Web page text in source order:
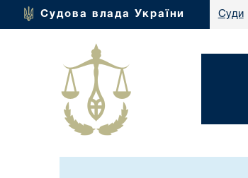
Судова влада України Суди